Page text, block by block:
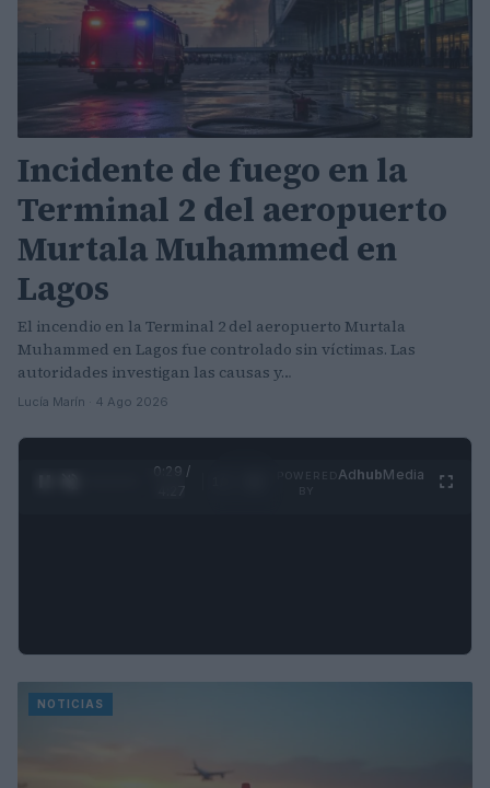
Incidente de fuego en la
Terminal 2 del aeropuerto
Murtala Muhammed en
Lagos
El incendio en la Terminal 2 del aeropuerto Murtala
Muhammed en Lagos fue controlado sin víctimas. Las
autoridades investigan las causas y…
Lucía Marín · 4 Ago 2026
0:31 /
AdhubMedia
NOTICIAS